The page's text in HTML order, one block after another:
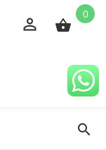
0